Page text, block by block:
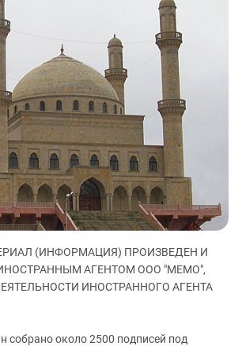
КАВКАЗ ЗА ПАЛЕСТИНУ
ИНАКОМЫСЛИЕ В ЧЕЧНЕ
ПРЕСЛЕДОВАНИЕ АКТИВИСТОВ
МОБИЛИЗАЦИЯ И ПРОТЕСТЫ
(ИНФОРМАЦИЯ) ПРОИЗВЕДЕН И
АГЕНТОМ ООО "МЕМО",
ИНОСТРАННОГО АГЕНТА
собрано около 2500 подписей под